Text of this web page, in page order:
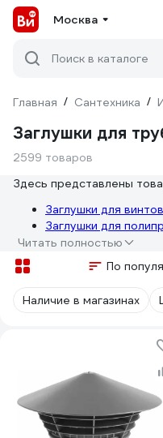
Москва
Поиск в каталоге
Главная / Сантехника /
Заглушки для
2599 товаров
Здесь представлены
Заглушки для
Заглушки для
Читать полностью
По
Наличие в магазинах